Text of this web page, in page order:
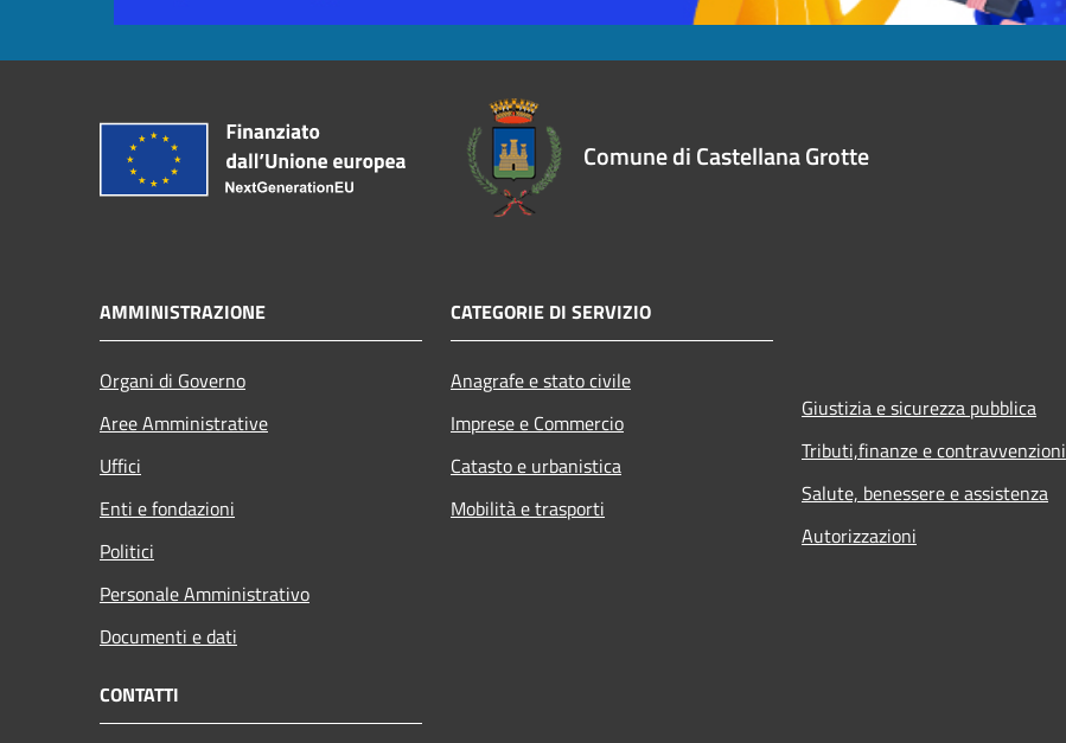
Comune di Castellana Grotte
AMMINISTRAZIONE
Organi di Governo
Aree Amministrative
Uffici
Enti e fondazioni
Politici
Personale Amministrativo
Documenti e dati
CATEGORIE DI SERVIZIO
Anagrafe e stato civile
Imprese e Commercio
Catasto e urbanistica
Mobilità e trasporti
Giustizia e sicurezza pubblica
Tributi,finanze e contravvenzioni
Salute, benessere e assistenza
Autorizzazioni
CONTATTI